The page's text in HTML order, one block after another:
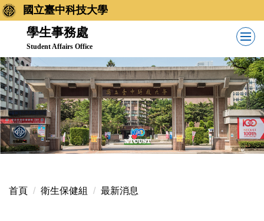
跳
到
內
容
區
國立臺中科技大學
學生事務處
Student Affairs Office
首頁 衛生保健組 最新消息